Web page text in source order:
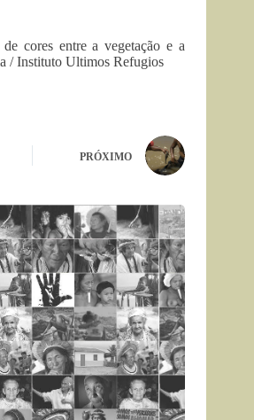
cores entre a vegetação e a
/ Instituto Ultimos Refugios
PRÓXIMO